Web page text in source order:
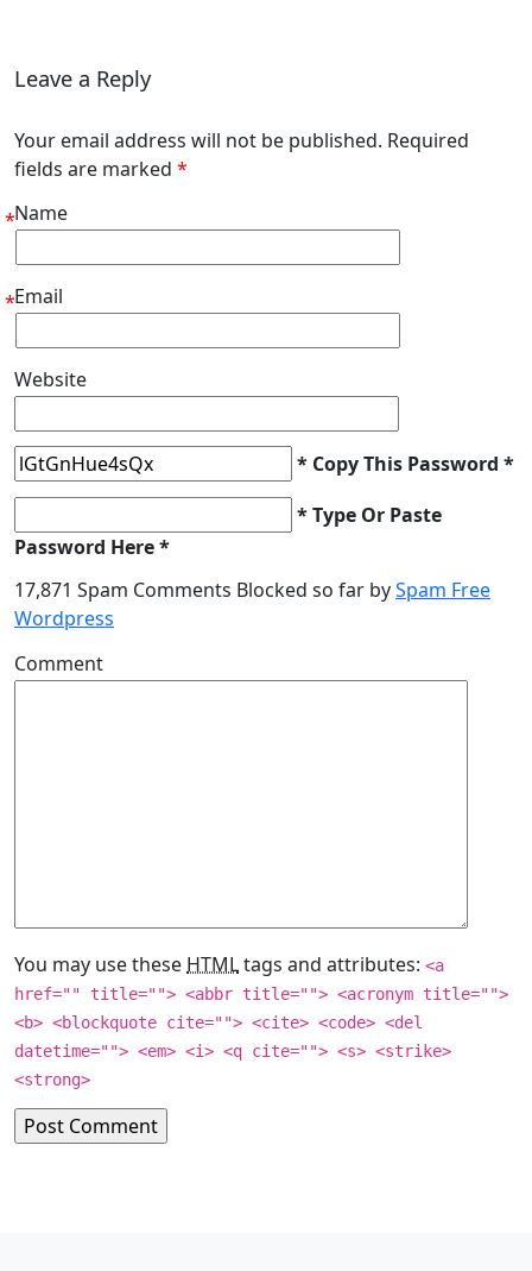
Leave a Reply
Your email address will not be published. Required
fields are marked *
Name
*
Email
*
Website
* Copy This Password *
* Type Or Paste
Password Here *
17,871 Spam Comments Blocked so far bySpam Free
Wordpress
Comment
You may use these HTMLtags and attributes: <a
href="" title=""> <abbr title=""> <acronym title="">
<b> <blockquote cite=""> <cite> <code> <del
datetime=""> <em> <i> <q cite=""> <s> <strike>
<strong>